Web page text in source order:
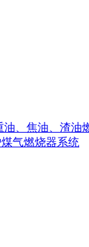
油、焦油、渣油
气燃烧器系统